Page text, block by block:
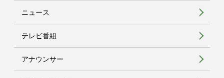
ニュース
テレビ番組
アナウンサー